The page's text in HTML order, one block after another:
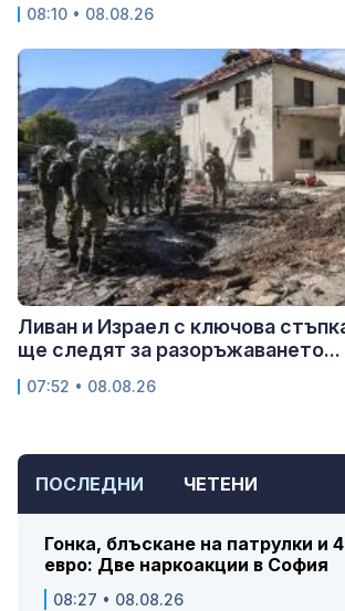
ПОСЛЕДНИ ЧЕТЕНИ
Гонка, блъскане на патрулки и
евро: Две наркоакции в София
08:27 • 08.08.26
08:10 • 08.08.26
Ливан и Израел с ключова
ще следят за разоръжаването...
07:52 • 08.08.26